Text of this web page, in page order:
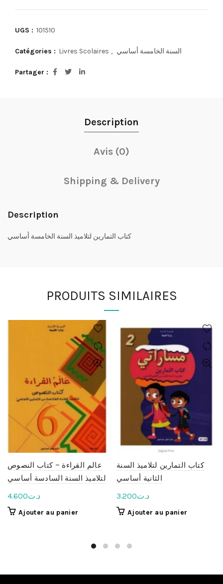
UGS : 101510
Catégories : Livres Scolaires , السنة الخامسة أساسي
Partager
Description
Avis (0)
Shipping & Delivery
Description
كتاب التمارين لتلاميذ السنة الخامسة أساسي
PRODUITS SIMILAIRES
عالم القراءة – كتاب النصوص
لتلاميذ السنة السادسة أساسي
د.ت4.600
Ajouter au panier
كتاب التمارين لتلاميذ السنة
الثانية أساسي
د.ت3.200
Ajouter au panier